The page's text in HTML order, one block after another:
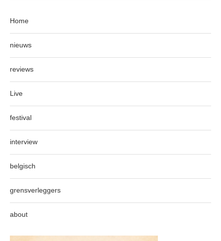
Home
nieuws
reviews
Live
festival
interview
belgisch
grensverleggers
about